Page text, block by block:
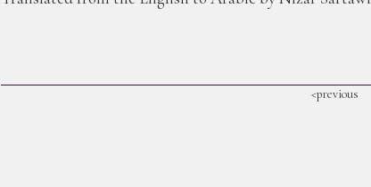
<previous